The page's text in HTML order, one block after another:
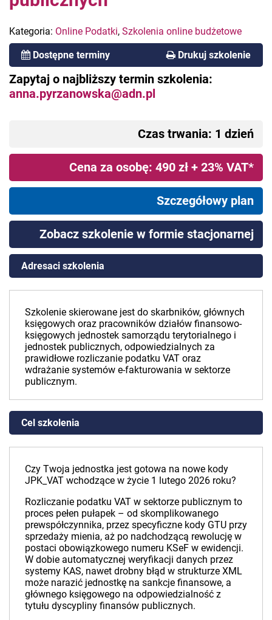
Kategoria: Online Podatki, Szkolenia online budżetowe
Dostępne terminy Drukuj szkolenie
Zapytaj o najbliższy termin szkolenia:
anna.pyrzanowska@adn.pl
Czas trwania: 1 dzień
Cena za osobę: 490 zł + 23% VAT*
Szczegółowy plan
Zobacz szkolenie w formie stacjonarnej
Adresaci szkolenia
Szkolenie skierowane jest do skarbników, głównych
księgowych oraz pracowników działów finansowo-
księgowych jednostek samorządu terytorialnego i
jednostek publicznych, odpowiedzialnych za
prawidłowe rozliczanie podatku VAT oraz
wdrażanie systemów e-fakturowania w sektorze
publicznym.
Cel szkolenia
Czy Twoja jednostka jest gotowa na nowe kody
JPK_VAT wchodzące w życie 1 lutego 2026 roku?
Rozliczanie podatku VAT w sektorze publicznym to
proces pełen pułapek – od skomplikowanego
prewspółczynnika, przez specyficzne kody GTU przy
sprzedaży mienia, aż po nadchodzącą rewolucję w
postaci obowiązkowego numeru KSeF w ewidencji.
W dobie automatycznej weryfikacji danych przez
systemy KAS, nawet drobny błąd w strukturze XML
może narazić jednostkę na sankcje finansowe, a
głównego księgowego na odpowiedzialność z
tytułu dyscypliny finansów publicznych.